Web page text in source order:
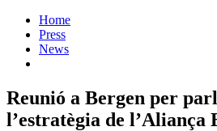
Home
Press
News
Reunió a Bergen per
l’estratègia de l’Aliança